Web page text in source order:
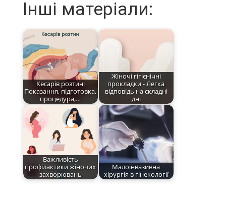
Інші матеріали:
Кесарів розтин:
Показання, підготовка,
процедура,…
Жіночі гігієнічні
прокладки - Легка
відповідь на складні
дні
Важливість
профілактики жіночих
захворювань
Малоінвазивна
хірургія в гінекології